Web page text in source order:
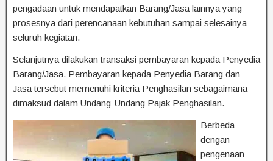
pengadaan untuk mendapatkan Barang/Jasa lainnya yang
prosesnya dari perencanaan kebutuhan sampai selesainya
seluruh kegiatan.
Selanjutnya dilakukan transaksi pembayaran kepada Penyedia
Barang/Jasa. Pembayaran kepada Penyedia Barang dan
Jasa tersebut memenuhi kriteria Penghasilan sebagaimana
dimaksud dalam Undang-Undang Pajak Penghasilan.
Berbeda
dengan
pengenaan